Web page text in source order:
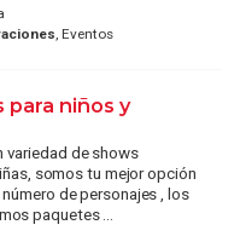
, Eventos
para niños y
variedad de shows
somos tu mejor opción
de personajes , los
paquetes ...